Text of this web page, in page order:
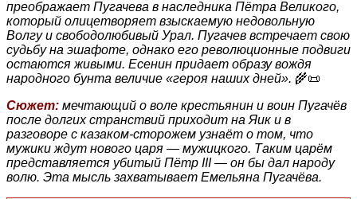
преображает Пугачева в наследника Пётра Великого,
который олицетворяет взыскаемую недовольную
Волгу и свободолюбивый Урал. Пугачев встречает свою
судьбу на эшафоте, однако его революционные подвиги
остаются живыми. Есенин придает образу вождя
народного бунта величие «героя наших дней». 🌾📜
Сюжет: мечтающий о воле крестьянин и воин Пугачёв
после долгих странствий приходит на Яик и в
разговоре с казаком-сторожем узнаёт о том, что
мужики ждут нового царя — мужицкого. Таким царём
представляется убитый Пётр III — он бы дал народу
волю. Эта мысль захватывает Емельяна Пугачёва.